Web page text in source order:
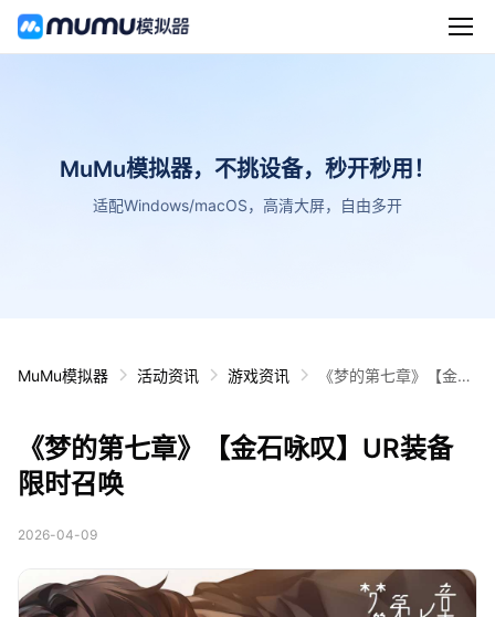
MuMu模拟器，不挑设备，秒开秒用！
适配Windows/macOS，高清大屏，自由多开
MuMu模拟器 活动资讯 游戏资讯
《梦的第七章》【金石
《梦的第七章》【金石咏叹】UR装备
限时召唤
2026-04-09